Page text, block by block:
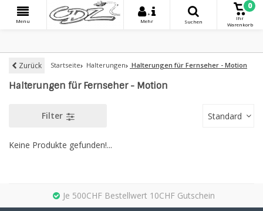
Menu
+
Mehr
Suchen
0
Ihr
Warenkorb
Zurück Startseite Halterungen Halterungen für Fernseher - Motion
Halterungen für Fernseher - Motion
Filter Standard
Keine Produkte gefunden!...
Je 500CHF Bestellwert 10CHF Gutschein